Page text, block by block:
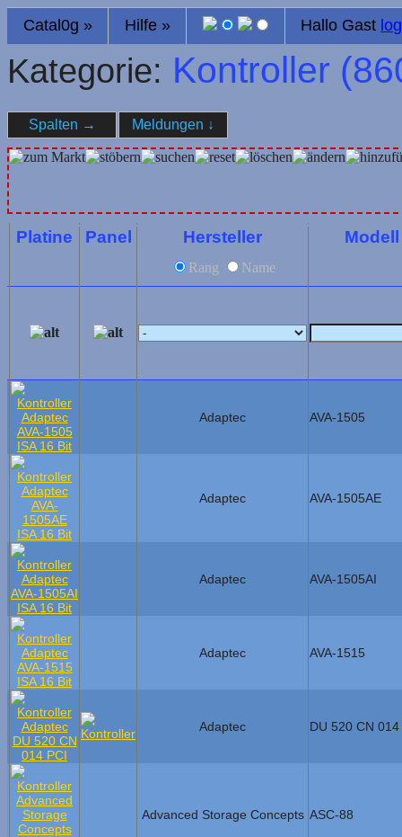
Catal0g » Hilfe» Hallo Gast
Kategorie: Kontroller (
Spalten → Meldungen ↓
Platine Panel Hersteller Modell
Rang Name
Adaptec AVA-1505
Adaptec AVA-1505AE
Adaptec AVA-1505AI
Adaptec AVA-1515
Adaptec DU 520 CN 014
Advanced Storage Concepts ASC-88